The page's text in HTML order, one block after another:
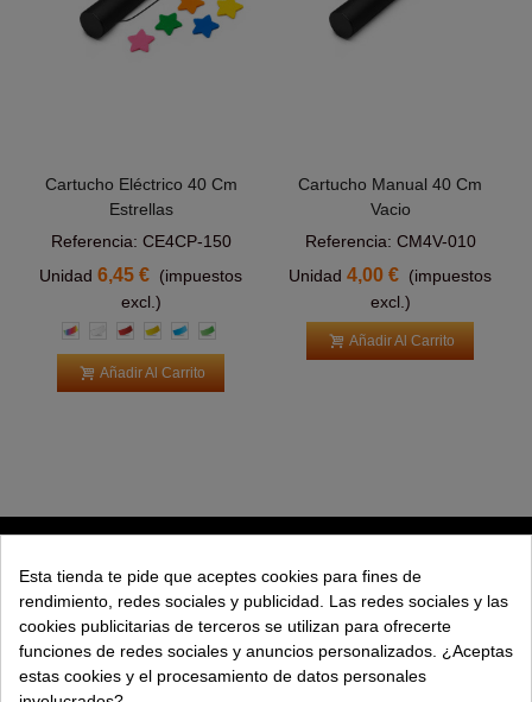
Cartucho Eléctrico 40 Cm
Estrellas
Referencia: CE4CP-150
Unidad6,45 € (impuestos
excl.)
Multicolor
Blanco
RojoAmarillo
AzulVerde
Añadir Al Carrito
Cartucho Manual 40 Cm
Vacio
Referencia: CM4V-010
Unidad4,00 € (impuestos
excl.)
Añadir Al Carrito
EXPLORAR
EMPRESA
Esta tienda te pide que aceptes cookies para fines de
rendimiento, redes sociales y publicidad. Las redes sociales y las
cookies publicitarias de terceros se utilizan para ofrecerte
funciones de redes sociales y anuncios personalizados. ¿Aceptas
estas cookies y el procesamiento de datos personales